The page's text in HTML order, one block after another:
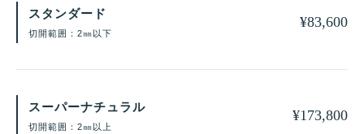
スタンダード
切開範囲：2㎜以下
¥83,600
スーパーナチュラル
切開範囲：2㎜以上
¥173,800